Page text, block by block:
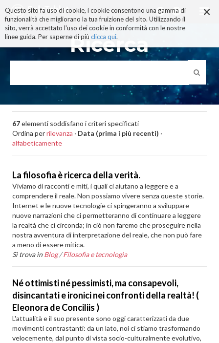
×
Questo sito fa uso di cookie, i cookie consentono una gamma di
funzionalità che migliorano la tua fruizione del sito. Utilizzando il
sito, verrà accettato l'uso dei cookie in conformità con le nostre
linee guida. Per saperne di più clicca qui.
ai
contenuti.
|
alla
navigazione
Ricerca
67elementi soddisfano i criteri specificati
Ordina perrilevanza · Data (prima i più recenti) ·
alfabeticamente
La filosofia è ricerca della verità.
Viviamo di racconti e miti, i quali ci aiutano a leggere e a
comprendere il reale. Non possiamo vivere senza queste storie.
Internet e le nuove tecnologie ci spingeranno a sviluppare
nuove narrazioni che ci permetteranno di continuare a leggere
la realtà che ci circonda; in ciò non faremo che proseguire nella
nostra avventura di interpretazione del reale, che non può fare
a meno di essere mitica.
Si trova in Blog /Filosofia e tecnologia
Né ottimisti né pessimisti, ma consapevoli,
disincantati e ironici nei confronti della realtà! (
Eleonora de Conciliis )
L'attualità e il suo presente sono oggi caratterizzati da due
movimenti contrastanti: da un lato, noi ci stiamo trasformando
velocemente, dal punto di vista socio-culturalmente evolutivo,